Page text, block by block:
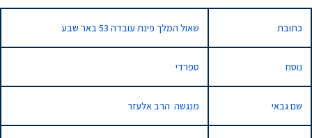
כתובת שאול המלך פינת עובדה 53 באר שבע
נוסח ספרדי
שם גבאי מנגשה הרב אלעזר